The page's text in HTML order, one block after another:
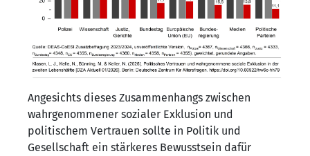
Angesichts dieses Zusammenhangs zwischen
wahrgenommener sozialer Exklusion und
politischem Vertrauen sollte in Politik und
Gesellschaft ein stärkeres Bewusstsein dafür